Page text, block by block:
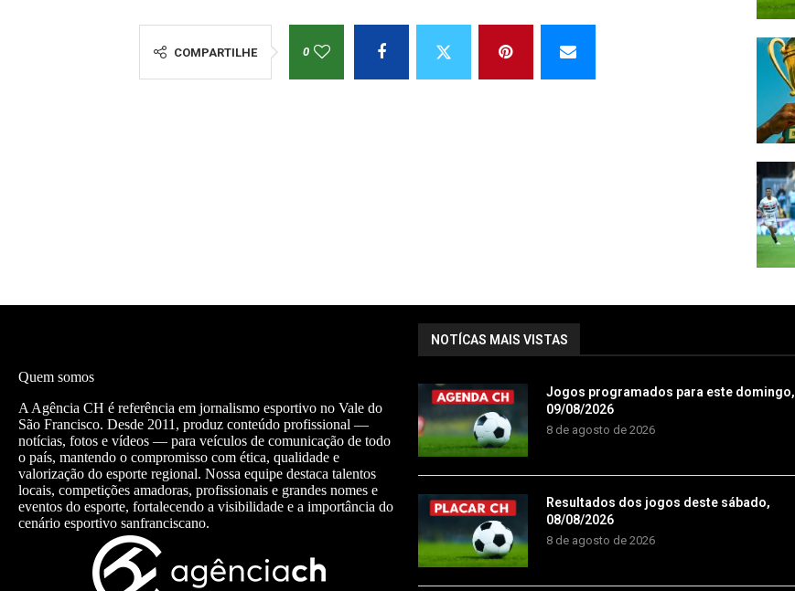
COMPARTILHE 0
Quem somos
A Agência CH é referência em jornalismo esportivo no Vale do
São Francisco. Desde 2011, produz conteúdo profissional —
notícias, fotos e vídeos — para veículos de comunicação de todo
o país, mantendo o compromisso com ética, qualidade e
valorização do esporte regional. Nossa equipe destaca talentos
locais, competições amadoras, profissionais e grandes nomes e
eventos do esporte, fortalecendo a visibilidade e a importância do
cenário esportivo sanfranciscano.
NOTÍCAS MAIS VISTAS
Jogos programados para este domingo,
09/08/2026
8 de agosto de 2026
Resultados dos jogos deste sábado,
08/08/2026
8 de agosto de 2026